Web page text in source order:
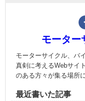
モーター
モーターサイクル、バ
真剣に考えるWebサイ
のある方々が集る場所
最近書いた記事